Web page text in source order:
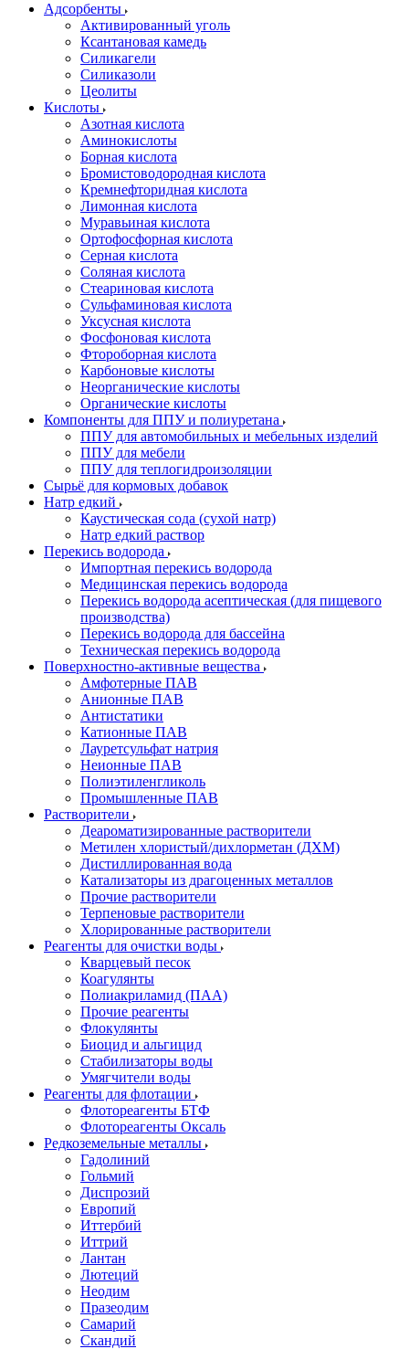
Адсорбенты
Активированный уголь
Ксантановая камедь
Силикагели
Силиказоли
Цеолиты
Кислоты
Азотная кислота
Аминокислоты
Борная кислота
Бромистоводородная кислота
Кремнефторидная кислота
Лимонная кислота
Муравьиная кислота
Ортофосфорная кислота
Серная кислота
Соляная кислота
Стеариновая кислота
Сульфаминовая кислота
Уксусная кислота
Фосфоновая кислота
Фтороборная кислота
Карбоновые кислоты
Неорганические кислоты
Органические кислоты
Компоненты для ППУ и полиуретана
ППУ для автомобильных и мебельных изделий
ППУ для мебели
ППУ для теплогидроизоляции
Сырьё для кормовых добавок
Натр едкий
Каустическая сода (сухой натр)
Натр едкий раствор
Перекись водорода
Импортная перекись водорода
Медицинская перекись водорода
Перекись водорода асептическая (для пищевого
производства)
Перекись водорода для бассейна
Техническая перекись водорода
Поверхностно-активные вещества
Амфотерные ПАВ
Анионные ПАВ
Антистатики
Катионные ПАВ
Лауретсульфат натрия
Неионные ПАВ
Полиэтиленгликоль
Промышленные ПАВ
Растворители
Деароматизированные растворители
Метилен хлористый/дихлорметан (ДХМ)
Дистиллированная вода
Катализаторы из драгоценных металлов
Прочие растворители
Терпеновые растворители
Хлорированные растворители
Реагенты для очистки воды
Кварцевый песок
Коагулянты
Полиакриламид (ПАА)
Прочие реагенты
Флокулянты
Биоцид и альгицид
Стабилизаторы воды
Умягчители воды
Реагенты для флотации
Флотореагенты БТФ
Флотореагенты Оксаль
Редкоземельные металлы
Гадолиний
Гольмий
Диспрозий
Европий
Иттербий
Иттрий
Лантан
Лютеций
Неодим
Празеодим
Самарий
Скандий